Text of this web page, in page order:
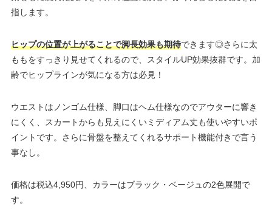
指します。
ヒップの位置が上がることで脚長効果も期待できます◎さらに太
ももをすっきり見せてくれるので、スタイルUP効果抜群です。加
齢でヒップラインが気になる方は必見！
ウエストはノンゴム仕様、脚口はヘム仕様なのでアウターに響き
にくく、スカートからも見えにくいミディアム丈も使いやすいポ
イントです。さらに骨盤を整えてくれるサポート機能付きで言う
事なし。
価格は税込4,950円、カラーはブラック・ベージュの2色展開で
す。